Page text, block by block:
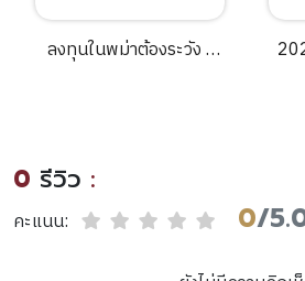
ลงทุนในพม่าต้องระวัง /
0 รีวิว :
คะแนน: 0/